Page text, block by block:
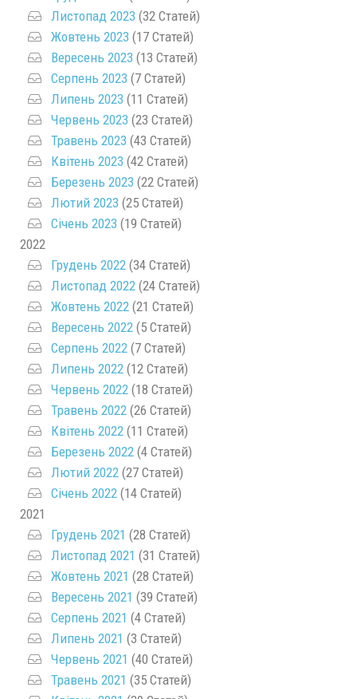
Листопад 2023 (32 Статей)
Жовтень 2023 (17 Статей)
Вересень 2023 (13 Статей)
Серпень 2023 (7 Статей)
Липень 2023 (11 Статей)
Червень 2023 (23 Статей)
Травень 2023 (43 Статей)
Квітень 2023 (42 Статей)
Березень 2023 (22 Статей)
Лютий 2023 (25 Статей)
Січень 2023 (19 Статей)
2022
Грудень 2022 (34 Статей)
Листопад 2022 (24 Статей)
Жовтень 2022 (21 Статей)
Вересень 2022 (5 Статей)
Серпень 2022 (7 Статей)
Липень 2022 (12 Статей)
Червень 2022 (18 Статей)
Травень 2022 (26 Статей)
Квітень 2022 (11 Статей)
Березень 2022 (4 Статей)
Лютий 2022 (27 Статей)
Січень 2022 (14 Статей)
2021
Грудень 2021 (28 Статей)
Листопад 2021 (31 Статей)
Жовтень 2021 (28 Статей)
Вересень 2021 (39 Статей)
Серпень 2021 (4 Статей)
Липень 2021 (3 Статей)
Червень 2021 (40 Статей)
Травень 2021 (35 Статей)